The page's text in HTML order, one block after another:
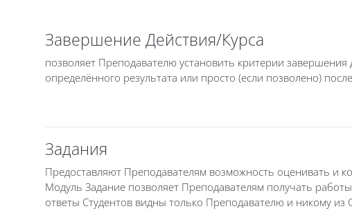
Завершение Действия/Курса
позволяет Преподавателю установить критерии
определённого результата или просто (если позволено)
Задания
Предоставляют Преподавателям возможность оценивать и
Модуль Задание позволяет Преподавателям получать
ответы Студентов видны только Преподавателю и никому из